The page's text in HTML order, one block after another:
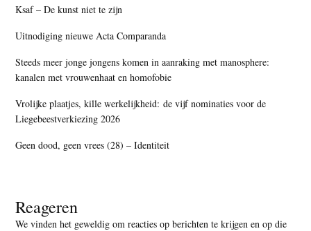
Ksaf – De kunst niet te zijn
Uitnodiging nieuwe Acta Comparanda
Steeds meer jonge jongens komen in aanraking met manosphere:
kanalen met vrouwenhaat en homofobie
Vrolijke plaatjes, kille werkelijkheid: de vijf nominaties voor de
Liegebeestverkiezing 2026
Geen dood, geen vrees (28) – Identiteit
Reageren
We vinden het geweldig om reacties op berichten te krijgen en op die